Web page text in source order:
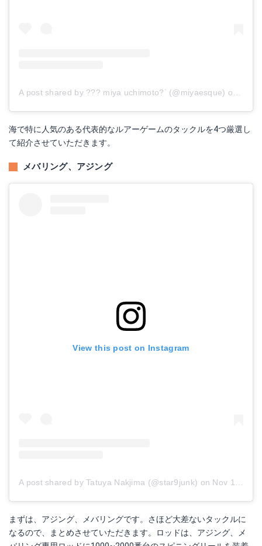
Amazonで詳細を見る
A post shared by ??? miya uchimoto?ᐝ (@miyaesque) on
海で特に人気のある代表的なルアーゲームのタックルを4つ厳選し
て紹介させていただきます。
メバリング、アジング
View this post on Instagram
A post shared by Tatuya Nakjima (@star9junk) on Nov 14, 2018 at 4:01pm PST
まずは、アジング、メバリングです。さほど大差ないタックルに
なるので、まとめさせていただきます。ロッドは、アジング、メ